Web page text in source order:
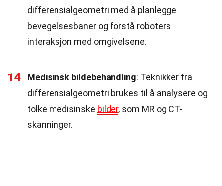
differensialgeometri med å planlegge
bevegelsesbaner og forstå roboters
interaksjon med omgivelsene.
14 Medisinsk bildebehandling: Teknikker fra
differensialgeometri brukes til å analysere og
tolke medisinske bilder, som MR og CT-
skanninger.